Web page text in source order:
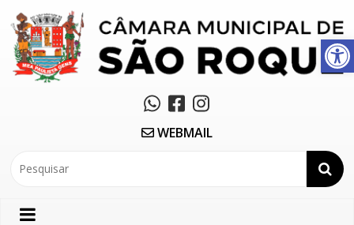
Abrir a barra de ferramentas
WEBMAIL